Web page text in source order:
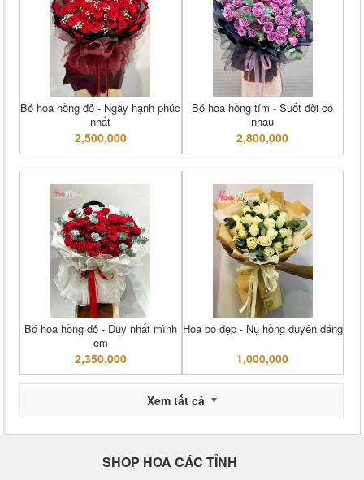
Bó hoa hồng đỏ - Ngày hạnh phúc
nhất
2,500,000
Bó hoa hồng tím - Suốt đời có
nhau
2,800,000
Bó hoa hồng đỏ - Duy nhất mình
em
2,350,000
Hoa bó đẹp - Nụ hồng duyên dáng
1,000,000
Xem tất cả
SHOP HOA CÁC TỈNH